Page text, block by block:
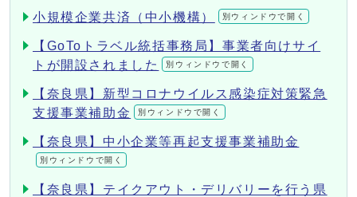
小規模企業共済（中小機構） 別ウィンドウで開く
【GoToトラベル統括事務局】事業者向けサイ
トが開設されました
別ウィンドウで開く
【奈良県】新型コロナウイルス感染症対策緊急
支援事業補助金
別ウィンドウで開く
【奈良県】中小企業等再起支援事業補助金
別ウィンドウで開く
【奈良県】テイクアウト・デリバリーを行う県